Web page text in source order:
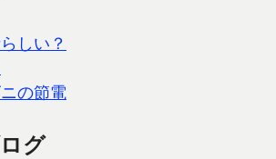
しい？
の節電
グ